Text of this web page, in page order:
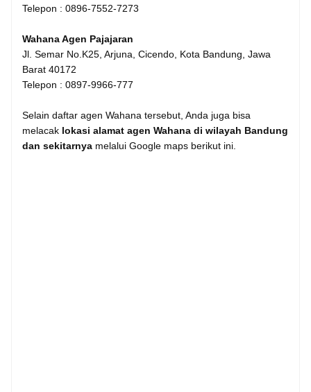
Telepon : 0896-7552-7273
Wahana Agen Pajajaran
Jl. Semar No.K25, Arjuna, Cicendo, Kota Bandung, Jawa
Barat 40172
Telepon : 0897-9966-777
Selain daftar agen Wahana tersebut, Anda juga bisa
melacak lokasi alamat agen Wahana di wilayah Bandung
dan sekitarnya melalui Google maps berikut ini.